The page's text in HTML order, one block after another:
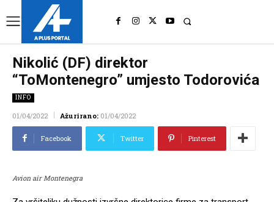
Nikolić (DF) direktor
“ToMontenegro” umjesto Todorovića
INFO
01/04/2022 Ažurirano: 01/04/2022
Facebook Twitter Pinterest
Avion air Montenegra